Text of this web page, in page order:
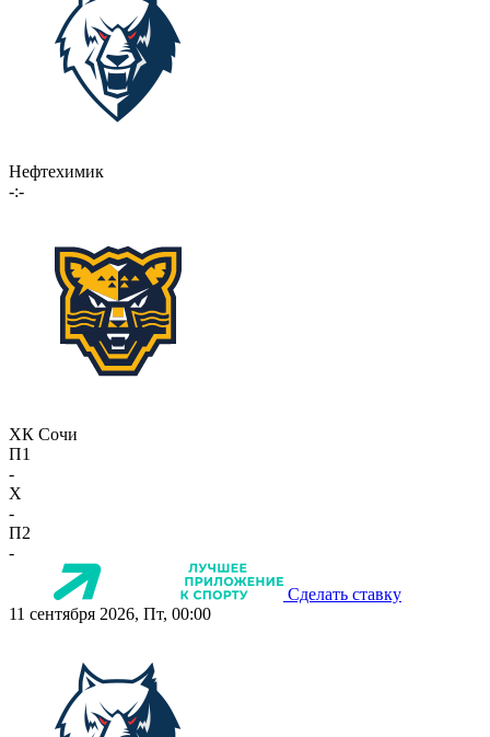
Нефтехимик
-:-
ХК Сочи
П1
-
X
-
П2
-
Сделать ставку
11 сентября 2026, Пт, 00:00